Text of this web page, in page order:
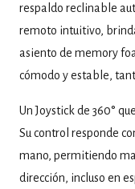
respaldo reclinable
remoto intuitivo,
asiento de memory
cómodo y estable,
Un Joystick de 360°
Su control responde
mano, permitiendo
dirección, incluso en